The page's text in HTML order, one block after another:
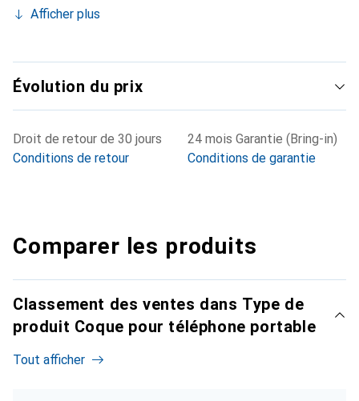
Afficher plus
Évolution du prix
Droit de retour de 30 jours
Conditions de retour
24 mois Garantie (Bring-in)
Conditions de garantie
Comparer les produits
Classement des ventes dans Type de
produit Coque pour téléphone portable
Tout afficher